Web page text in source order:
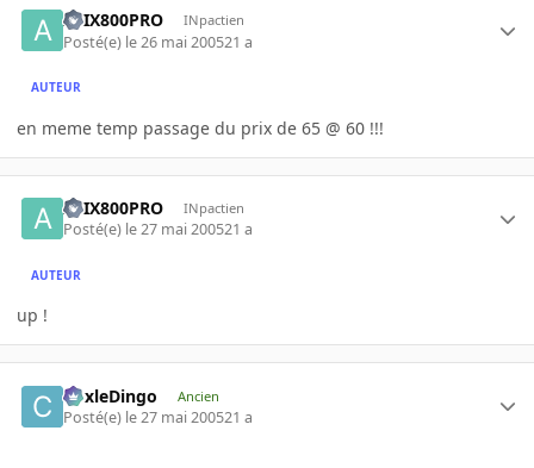
ATIX800PRO INpactien
Posté(e) le 26 mai 200521 a
AUTEUR
en meme temp passage du prix de 65 @ 60 !!!
ATIX800PRO INpactien
Posté(e) le 27 mai 200521 a
AUTEUR
up !
CoxleDingo Ancien
Posté(e) le 27 mai 200521 a